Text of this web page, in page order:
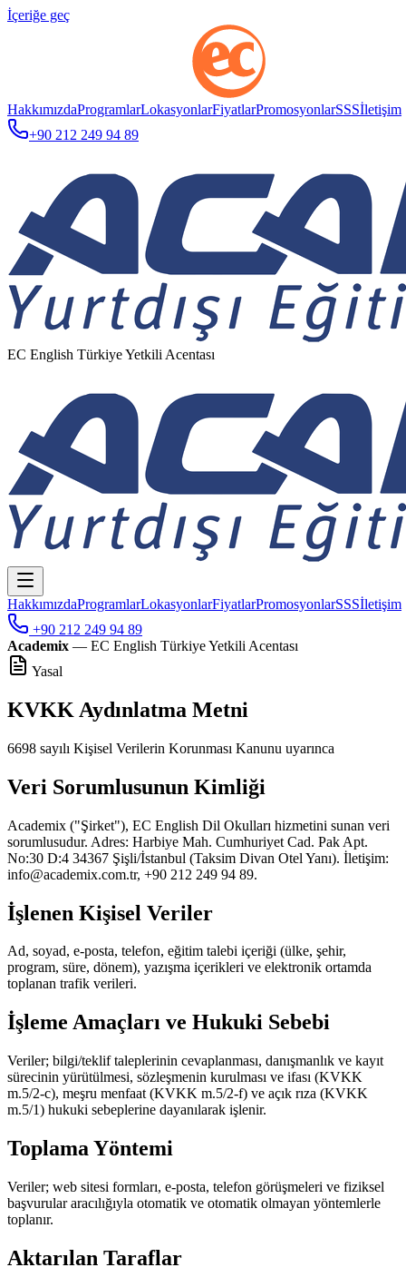
İçeriğe geç
HakkımızdaProgramlarLokasyonlarFiyatlarPromosyonlarSSSİletişim
+90 212 249 94 89
EC English Türkiye Yetkili Acentası
HakkımızdaProgramlarLokasyonlarFiyatlarPromosyonlarSSSİletişim
+90 212 249 94 89
Academix — EC English Türkiye Yetkili Acentası
Yasal
KVKK Aydınlatma Metni
6698 sayılı Kişisel Verilerin Korunması Kanunu uyarınca
Veri Sorumlusunun Kimliği
Academix ("Şirket"), EC English Dil Okulları hizmetini sunan veri
sorumlusudur. Adres: Harbiye Mah. Cumhuriyet Cad. Pak Apt.
No:30 D:4 34367 Şişli/İstanbul (Taksim Divan Otel Yanı). İletişim:
info@academix.com.tr, +90 212 249 94 89.
İşlenen Kişisel Veriler
Ad, soyad, e-posta, telefon, eğitim talebi içeriği (ülke, şehir,
program, süre, dönem), yazışma içerikleri ve elektronik ortamda
toplanan trafik verileri.
İşleme Amaçları ve Hukuki Sebebi
Veriler; bilgi/teklif taleplerinin cevaplanması, danışmanlık ve kayıt
sürecinin yürütülmesi, sözleşmenin kurulması ve ifası (KVKK
m.5/2-c), meşru menfaat (KVKK m.5/2-f) ve açık rıza (KVKK
m.5/1) hukuki sebeplerine dayanılarak işlenir.
Toplama Yöntemi
Veriler; web sitesi formları, e-posta, telefon görüşmeleri ve fiziksel
başvurular aracılığıyla otomatik ve otomatik olmayan yöntemlerle
toplanır.
Aktarılan Taraflar